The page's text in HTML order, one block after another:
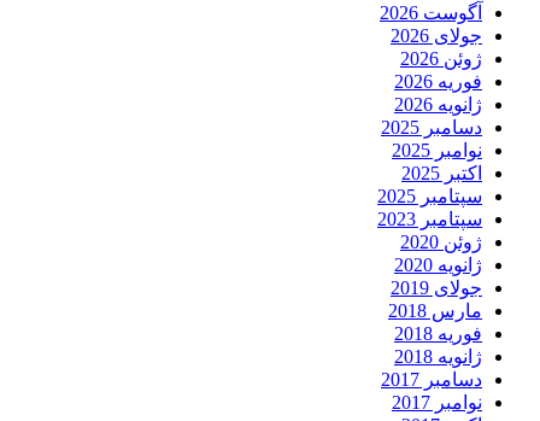
آگوست 2026
جولای 2026
ژوئن 2026
فوریه 2026
ژانویه 2026
دسامبر 2025
نوامبر 2025
اکتبر 2025
سپتامبر 2025
سپتامبر 2023
ژوئن 2020
ژانویه 2020
جولای 2019
مارس 2018
فوریه 2018
ژانویه 2018
دسامبر 2017
نوامبر 2017